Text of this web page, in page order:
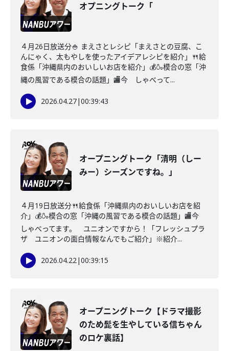
オプニングトーク「
４月26日放送分🍚 まえさとレシピ「まえさとの豆腐、こ
んにゃく、太もやしを使ったアイデアレシピを紹介」🍴給
食係「沖縄県内のおいしいお店を紹介」💰🍶模合の窓「沖
縄の風習である模合の話題」🏬今 しゃべって...
2026.04.27|00:39:43
オープニングトーク「清明（しー
みー）シーズンですね。」
４月19日放送分🍴給食係「沖縄県内のおいしいお店を紹
介」💰🍶模合の窓「沖縄の風習である模合の話題」🏬今
しゃべってます。 ユニオンですから！「フレッシュプラ
ザ ユニオンの面白情報なんでもご紹介」※紹介...
2026.04.22|00:39:15
オープニングトーク【ドラマ撮影
のため髭を生やしている信ちゃん
のロケ裏話】